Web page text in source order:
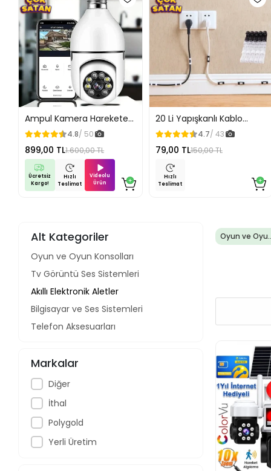
Ampul Kamera Harekete
Duyarlı Gece Görüşlü
4.8/ 50
899,00 TL1.600,00 TL
Ücretsiz
Kargo!
Hızlı
Teslimat
Videolu
Ürün
20 Li Yapışkanlı Kablo
Sabitleyici Şeffaf Klips
4.7/ 43
79,00 TL150,00 TL
Hızlı
Teslimat
Alt Kategoriler
Oyun ve Oyun Konsolları
Tv Görüntü Ses Sistemleri
Akıllı Elektronik Aletler
Bilgisayar ve Ses Sistemleri
Telefon Aksesuarları
Markalar
Diğer
İthal
Polygold
Yerli Üretim
Oyun ve
Konsolları